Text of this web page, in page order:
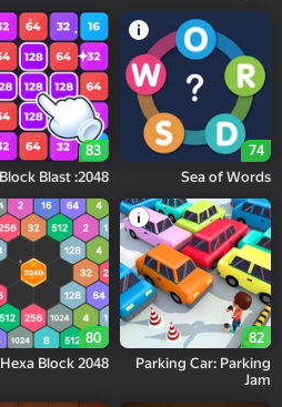
74
Sea of Words
83
2048: Block Blast
82
Parking Car: Parking
Jam
80
Hexa Block 2048